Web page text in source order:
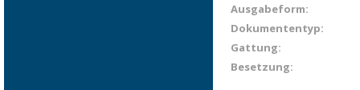
Ausgabeform:
Dokumententyp:
Gattung:
Besetzung: